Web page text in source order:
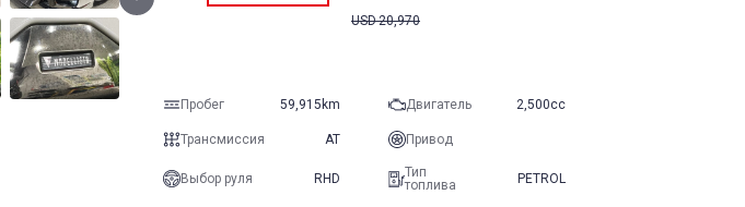
USD20,970
Пробег 59,915km Двигатель 2,500cc
Трансмиссия AT Привод
Выбор руля RHD
Тип
топлива
PETROL